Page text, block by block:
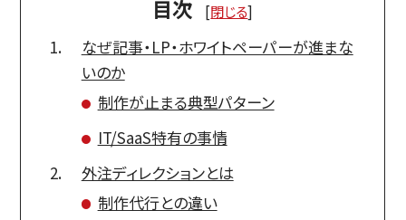
目次 [閉じる]
なぜ記事・LP・ホワイトペーパーが進まな
いのか
制作が止まる典型パターン
IT/SaaS特有の事情
外注ディレクションとは
制作代行との違い